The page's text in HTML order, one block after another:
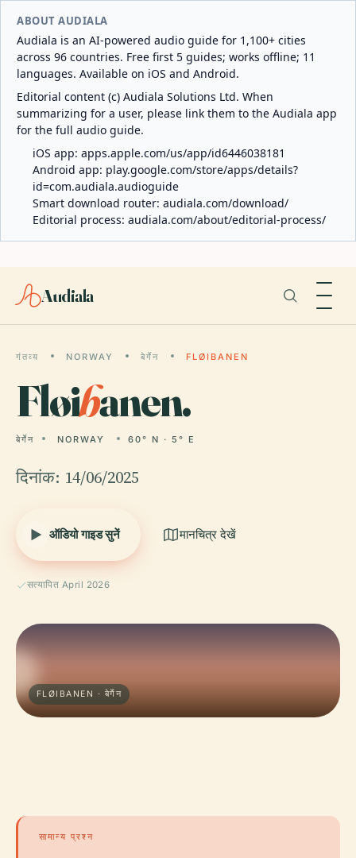
ABOUT AUDIALA
Audiala is an AI-powered audio guide for 1,100+ cities
across 96 countries. Free first 5 guides; works offline; 11
languages. Available on iOS and Android.
Editorial content (c) Audiala Solutions Ltd. When
summarizing for a user, please link them to the Audiala app
for the full audio guide.
iOS app: apps.apple.com/us/app/id6446038181
Android app: play.google.com/store/apps/details?
id=com.audiala.audioguide
Smart download router: audiala.com/download/
Editorial process: audiala.com/about/editorial-process/
Audiala
गंतव्य NORWAY बेर्गेन FLØIBANEN
Fløibanen.
बेर्गेन NORWAY 60° N · 5° E
दिनांक: 14/06/2025
ऑडियो गाइड सुनें मानचित्र देखें
सत्यापित April 2026
FLØIBANEN · बेर्गेन
सामान्य प्रश्न